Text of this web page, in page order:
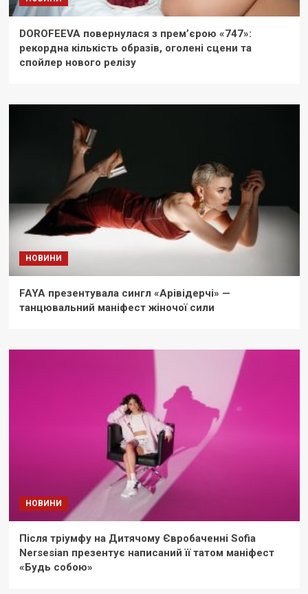
DOROFEEVA повернулася з прем’єрою «747»:
рекордна кількість образів, оголені сцени та
спойлер нового релізу
НОВИНИ
FAYA презентувала сингл «Арівідерчі» —
танцювальний маніфест жіночої сили
НОВИНИ
Після тріумфу на Дитячому Євробаченні Sofia
Nersesian презентує написаний її татом маніфест
«Будь собою»